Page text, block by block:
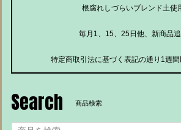
根腐れしづらいブレンド土使
毎月1、15、25日他、新商品追
特定商取引法に基づく表記の通り1週間
Search 商品検索